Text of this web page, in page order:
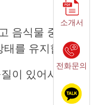
음식물 중 세균
를 유지합니다
이 있어서 위벽
소개서
전화문의